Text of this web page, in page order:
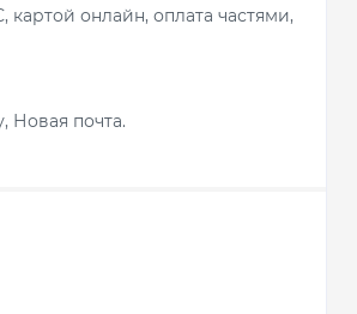
онлайн, оплата частями,
Новая почта.